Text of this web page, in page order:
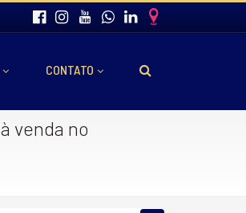
CONTATO
venda no